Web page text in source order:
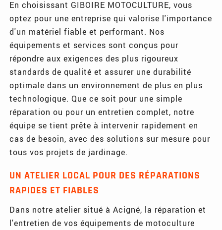
En choisissant GIBOIRE MOTOCULTURE, vous
optez pour une entreprise qui valorise l'importance
d'un matériel fiable et performant. Nos
équipements et services sont conçus pour
répondre aux exigences des plus rigoureux
standards de qualité et assurer une durabilité
optimale dans un environnement de plus en plus
technologique. Que ce soit pour une simple
réparation ou pour un entretien complet, notre
équipe se tient prête à intervenir rapidement en
cas de besoin, avec des solutions sur mesure pour
tous vos projets de jardinage.
UN ATELIER LOCAL POUR DES RÉPARATIONS
RAPIDES ET FIABLES
Dans notre atelier situé à Acigné, la réparation et
l'entretien de vos équipements de motoculture